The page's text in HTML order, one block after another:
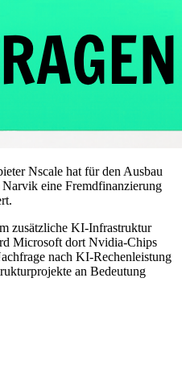
Nscale hat für den Ausbau
eine Fremdfinanzierung
zusätzliche KI-Infrastruktur
Microsoft dort Nvidia-Chips
nach KI-Rechenleistung
an Bedeutung